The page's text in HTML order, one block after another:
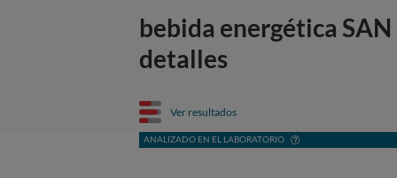
bebida energética
detalles
Ver resultados
ANALIZADO EN EL LABORATORIO